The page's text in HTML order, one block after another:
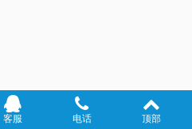
客服 电话 顶部